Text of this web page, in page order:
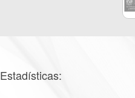
Estadísticas: